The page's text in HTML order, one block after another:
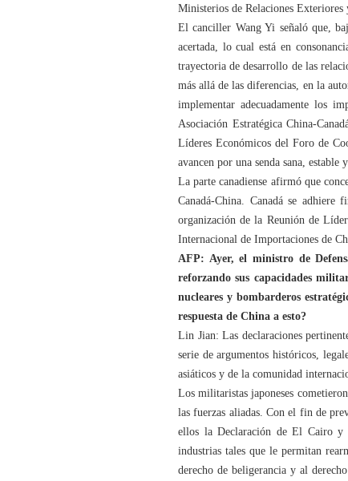
Ministerios de Relaciones
El canciller Wang Yi señaló que,
acertada, lo cual está en
trayectoria de desarrollo de las
más allá de las diferencias, en la
implementar adecuadamente los
Asociación Estratégica China-
Líderes Económicos del Foro de
avancen por una senda sana, estable
La parte canadiense afirmó que
Canadá-China. Canadá se
organización de la Reunión de
Internacional de Importaciones de
AFP: Ayer, el ministro de
reforzando sus capacidades
nucleares y bombarderos
respuesta de China a esto?
Lin Jian: Las declaraciones
serie de argumentos históricos,
asiáticos y de la comunidad
Los militaristas japoneses
las fuerzas aliadas. Con el fin de
ellos la Declaración de El Cairo y
industrias tales que le permitan
derecho de beligerancia y al